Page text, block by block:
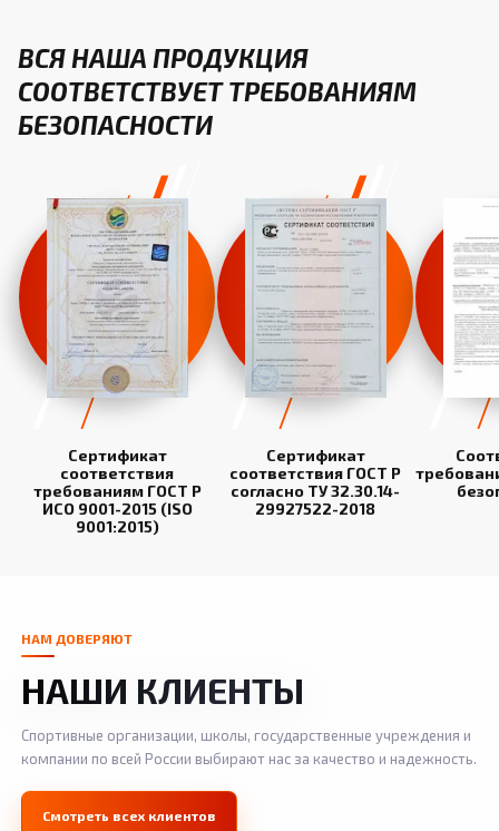
ВСЯ НАША ПРОДУКЦИЯ
СООТВЕТСТВУЕТ ТРЕБОВАНИЯМ
БЕЗОПАСНОСТИ
Сертификат
соответствия
требованиям ГОСТ Р
ИСО 9001-2015 (ISO
9001:2015)
Сертификат
соответствия ГОСТ Р
согласно ТУ 32.30.14-
29927522-2018
НАМ ДОВЕРЯЮТ
НАШИ КЛИЕНТЫ
Спортивные организации, школы, государственные учреждения и
компании по всей России выбирают нас за качество и надежность.
Смотреть всех клиентов